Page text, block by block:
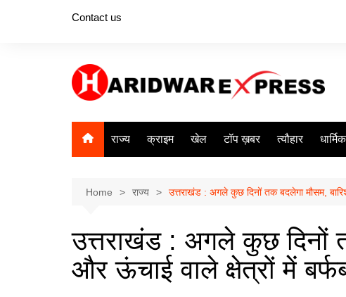
Contact us
राज्य क्राइम खेल टॉप ख़बर त्यौहार धार्मिक
Home राज्य उत्तराखंड : अगले कुछ दिनों तक बदलेगा मौसम,
उत्तराखंड : अगले कुछ दिनों
और ऊंचाई वाले क्षेत्रों में